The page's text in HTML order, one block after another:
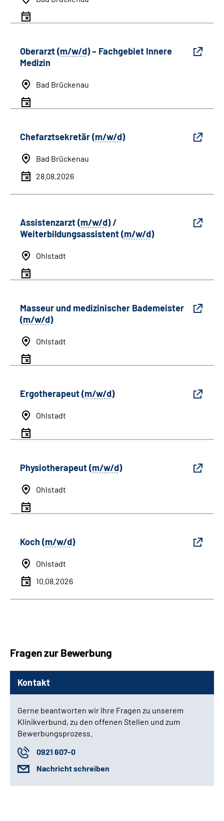
Oberarzt (m/w/d) – Fachgebiet Innere
Medizin
Bad Brückenau
Chefarztsekretär (m/w/d)
Bad Brückenau
28.08.2026
Assistenzarzt (m/w/d) /
Weiterbildungsassistent (m/w/d)
Ohlstadt
Masseur und medizinischer Bademeister
(m/w/d)
Ohlstadt
Ergotherapeut (m/w/d)
Ohlstadt
Physiotherapeut (m/w/d)
Ohlstadt
Koch (m/w/d)
Ohlstadt
10.08.2026
Fragen zur Bewerbung
Kontakt
Gerne beantworten wir Ihre Fragen zu unserem
Klinikverbund, zu den offenen Stellen und zum
Bewerbungsprozess.
0921 607-0
Nachricht schreiben